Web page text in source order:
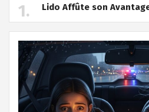
Lido Affûte son